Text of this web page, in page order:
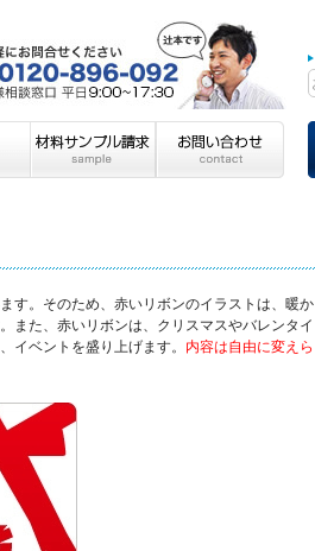
す。そのため、赤いリボンのイラストは、暖か
また、赤いリボンは、クリスマスやバレンタイ
イベントを盛り上げます。 内容は自由に変えら